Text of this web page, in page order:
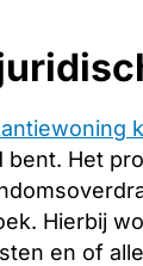
bent. Het
Hierbij
en of